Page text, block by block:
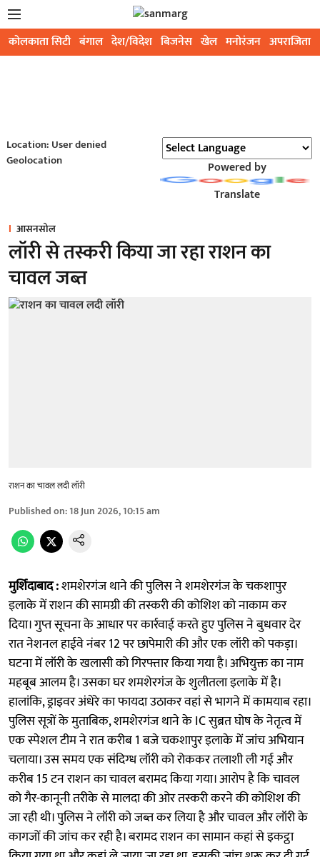
कोलकाता सिटी बंगाल देश/विदेश बिजनेस खेल मनोरंजन अपराजिता
Location: User denied
Geolocation
Powered by
Translate
आसनसोल
लॉरी से तस्करी किया जा रहा राशन का
चावल जब्त
राशन का चावल लदी लॉरी
Published on:18 Jun 2026, 10:15 am
मुर्शिदाबाद :शमशेरगंज थाने की पुलिस ने शमशेरगंज के चकशापुर
इलाके में राशन की सामग्री की तस्करी की कोशिश को नाकाम कर
दिया। गुप्त सूचना के आधार पर कार्रवाई करते हुए पुलिस ने बुधवार देर
रात नेशनल हाईवे नंबर 12 पर छापेमारी की और एक लॉरी को पकड़ा।
घटना में लॉरी के खलासी को गिरफ्तार किया गया है। अभियुक्त का नाम
महबूब आलम है। उसका घर शमशेरगंज के शुलीतला इलाके में है।
हालांकि, ड्राइवर अंधेरे का फायदा उठाकर वहां से भागने में कामयाब रहा।
पुलिस सूत्रों के मुताबिक, शमशेरगंज थाने के IC सुब्रत घोष के नेतृत्व में
एक स्पेशल टीम ने रात करीब 1 बजे चकशापुर इलाके में जांच अभियान
चलाया। उस समय एक संदिग्ध लॉरी को रोककर तलाशी ली गई और
करीब 15 टन राशन का चावल बरामद किया गया। आरोप है कि चावल
को गैर-कानूनी तरीके से मालदा की ओर तस्करी करने की कोशिश की
जा रही थी। पुलिस ने लॉरी को जब्त कर लिया है और चावल और लॉरी के
कागजों की जांच कर रही है। बरामद राशन का सामान कहां से इकट्ठा